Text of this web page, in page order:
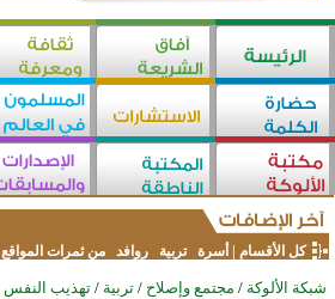
كل الأقسام أسرة تربية روافد من ثمرات المواقع
شبكة الألوكة / مجتمع وإصلاح / تربية / تهذيب النفس